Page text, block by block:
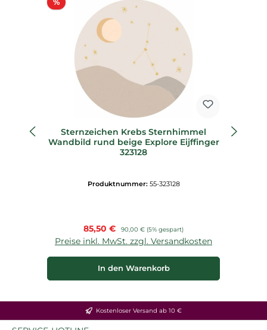
%
Sternzeichen Krebs Sternhimmel
Wandbild rund beige Explore Eijffinger
323128
Produktnummer: 55-323128
Verkaufspreis:
85,50 € Regulärer Preis:
90,00 € (5% gespart)
Preise inkl. MwSt. zzgl. Versandkosten
In den Warenkorb
Kostenloser Versand ab 10 €